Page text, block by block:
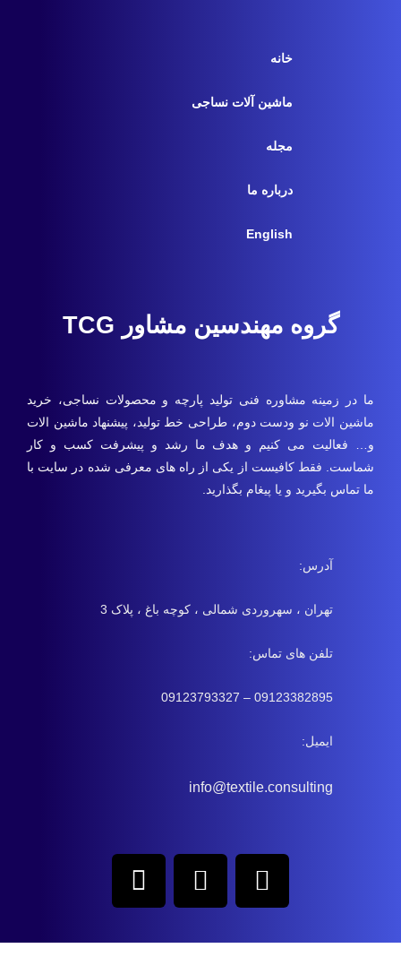
خانه
ماشین آلات نساجی
مجله
درباره ما
English
گروه مهندسین مشاور TCG
ما در زمینه مشاوره فنی تولید پارچه و محصولات نساجی، خرید
ماشین الات نو ودست دوم، طراحی خط تولید، پیشنهاد ماشین الات
و… فعالیت می کنیم و هدف ما رشد و پیشرفت کسب و کار
شماست. فقط کافیست از یکی از راه های معرفی شده در سایت با
ما تماس بگیرید و یا پیغام بگذارید.
آدرس:
تهران ، سهروردی شمالی ، کوچه باغ ، پلاک 3
تلفن های تماس:
09123382895 – 09123793327
ایمیل:
info@textile.consulting